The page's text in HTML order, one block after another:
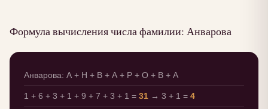
Формула вычисления числа фамилии: Анварова
Анварова: А + Н + В + А + Р + О + В + А
1 + 6 + 3 + 1 + 9 + 7 + 3 + 1 = 31 → 3 + 1 = 4